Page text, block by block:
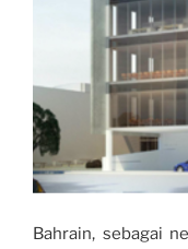
Bahrain, sebagai